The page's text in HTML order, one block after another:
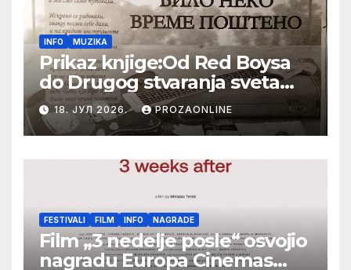
INFO MUZIKA
Prikaz knjige:Od Red Boysa
do Drugog stvaranja sveta
(bilo neko vreme pošteno)
(autor- Zlatomira Sremca,
Botoš 2022. godine,
samizdat)
18. ЈУЛ 2026. PROZAONLINE
FESTIVALI FILM INFO NAGRADE
Film „3 nedelje posle“ osvojio
nagradu Europa Cinemas